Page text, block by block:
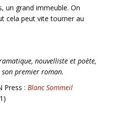
un grand immeuble. On
cela peut vite tourner au
nouvelliste et poète,
son premier roman.
Press : Blanc Sommeil